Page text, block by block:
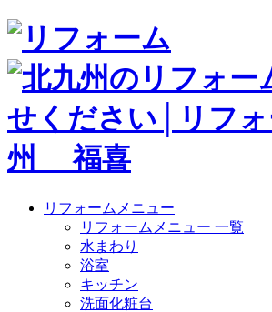
リフォームメニュー
リフォームメニュー 一覧
水まわり
浴室
キッチン
洗面化粧台